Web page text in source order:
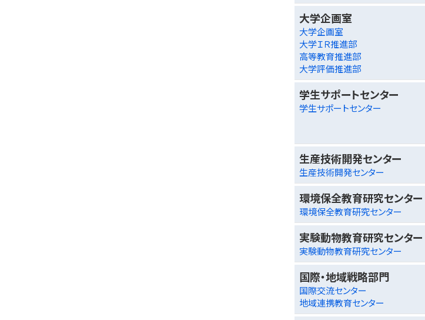
大学企画室
大学企画室
大学ＩＲ推進部
高等教育推進部
大学評価推進部
学生サポートセンター
学生サポートセンター
生産技術開発センター
生産技術開発センター
環境保全教育研究センター
環境保全教育研究センター
実験動物教育研究センター
実験動物教育研究センター
国際・地域戦略部門
国際交流センター
地域連携教育センター